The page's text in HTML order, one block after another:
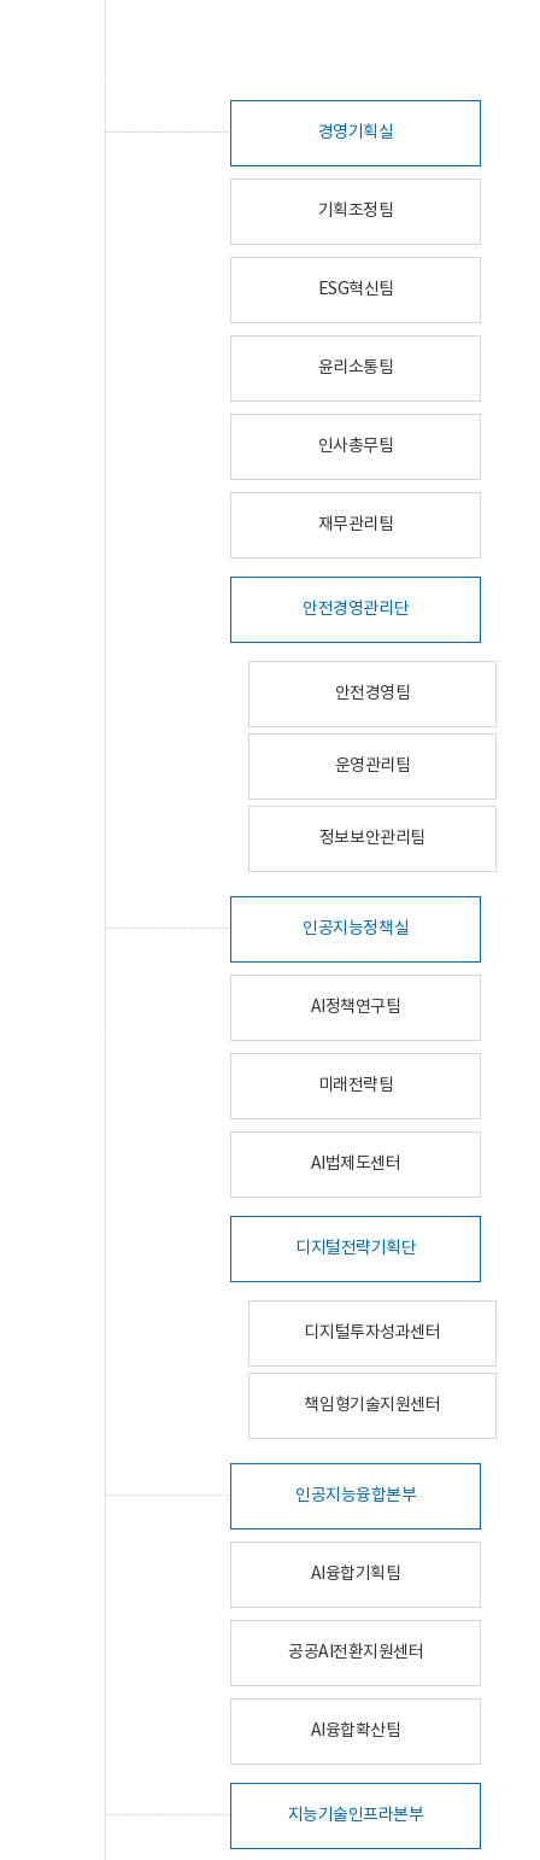
경영기획실
기획조정팀
ESG혁신팀
윤리소통팀
인사총무팀
재무관리팀
안전경영관리단
안전경영팀
운영관리팀
정보보안관리팀
인공지능정책실
AI정책연구팀
미래전략팀
AI법제도센터
디지털전략기획단
디지털투자성과센터
책임형기술지원센터
인공지능융합본부
AI융합기획팀
공공AI전환지원센터
AI융합확산팀
지능기술인프라본부